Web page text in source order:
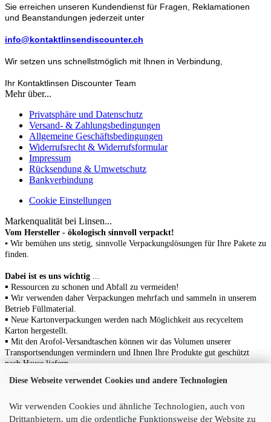
Diese Webseite verwendet Cookies und andere Technologien
Wir verwenden Cookies und ähnliche Technologien, auch von
Drittanbietern, um die ordentliche Funktionsweise der Website zu
Sie erreichen unseren Kundendienst für Fragen, Reklamationen
und Beanstandungen jederzeit unter
info@kontaktlinsendiscounter.ch
Wir setzen uns schnellstmöglich mit Ihnen in Verbindung,
Ihr Kontaktlinsen Discounter Team
Mehr über...
Privatsphäre und Datenschutz
Versand- & Zahlungsbedingungen
Allgemeine Geschäftsbedingungen
Widerrufsrecht & Widerrufsformular
Impressum
Rücksendung & Umwetschutz
Bankverbindung
Cookie Einstellungen
Markenqualität bei Linsen...
Vom Hersteller - ökologisch sinnvoll verpackt!
▪ Wir bemühen uns stetig, sinnvolle Verpackungslösungen für Ihre Pakete zu
finden.
Dabei ist es uns wichtig
▪ Ressourcen zu schonen und Abfall zu vermeiden!
▪ Wir verwenden daher Verpackungen mehrfach und sammeln in unserem
Betrieb Füllmaterial.
▪ Neue Kartonverpackungen werden nach Möglichkeit aus recyceltem
Karton hergestellt.
▪ Mit den Arofol-Versandtaschen können wir das Volumen unserer
Transportsendungen vermindern und Ihnen Ihre Produkte gut geschützt
nach Hause liefern.